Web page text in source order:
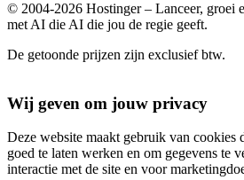
© 2004-2026 Hostinger – Lanceer, groei
met AI die AI die jou de regie geeft.
De getoonde prijzen zijn exclusief btw.
Wij geven om jouw privacy
Deze website maakt gebruik van cookies
goed te laten werken en om gegevens te
interactie met de site en voor